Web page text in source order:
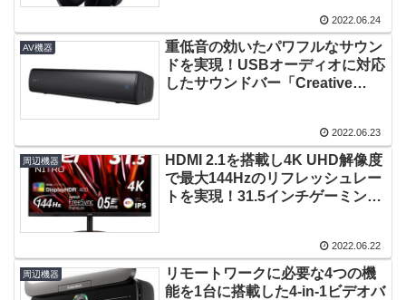
2022.06.24
AV機器
重低音の効いたパワフルなサウン
ドを実現！USBオーディオに対応
したサウンドバー「Creative
2022.06.23
周辺機器
HDMI 2.1を搭載し4K UHD解像度
で最大144Hzのリフレッシュレー
トを実現！31.5インチゲーミング
2022.06.22
周辺機器
リモートワークに必要な4つの機
能を1台に搭載した4-in-1ビデオバ